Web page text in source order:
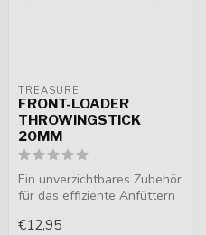
TREASURE
FRONT-LOADER
THROWINGSTICK
20MM
Ein unverzichtbares Zubehör
für das effiziente Anfüttern
€12,95